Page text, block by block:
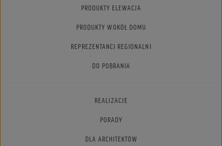
PRODUKTY ELEWACJA
PRODUKTY WOKÓŁ DOMU
REPREZENTANCI REGIONALNI
DO POBRANIA
REALIZACJE
PORADY
DLA ARCHITEKTÓW